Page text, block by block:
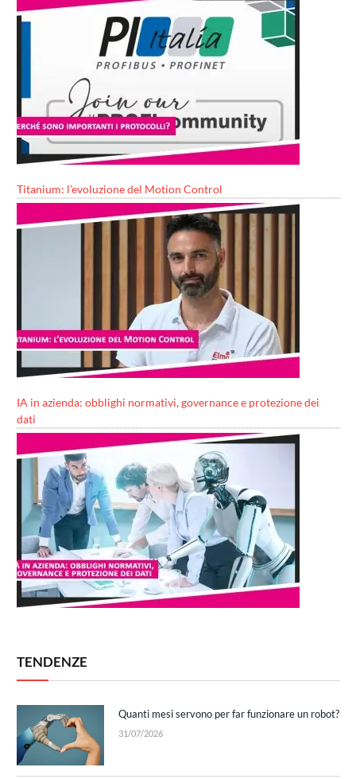
Titanium: l’evoluzione del Motion Control
IA in azienda: obblighi normativi, governance e protezione dei
dati
TENDENZE
Quanti mesi servono per far funzionare un robot?
31/07/2026